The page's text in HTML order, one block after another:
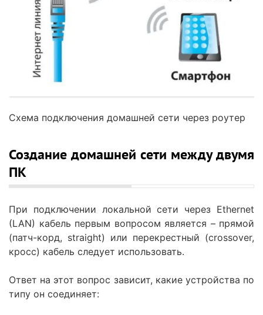
Схема подключения домашней сети через роутер
Создание домашней сети между двумя
ПК
При подключении локальной сети через Ethernet
(LAN) кабель первым вопросом является – прямой
(патч-корд, straight) или перекрестный (crossover,
кросс) кабель следует использовать.
Ответ на этот вопрос зависит, какие устройства по
типу он соединяет: